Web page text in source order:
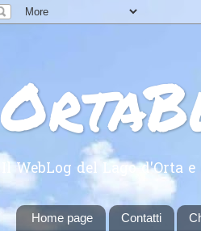
Il WebLog del Lago d'Orta
Home page Contatti